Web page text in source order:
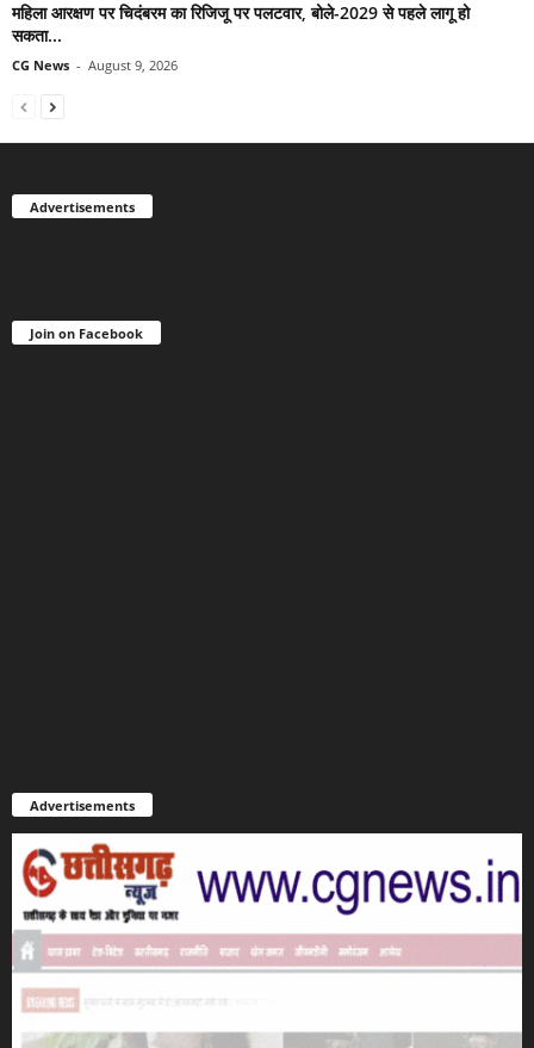
महिला आरक्षण पर चिदंबरम का रिजिजू पर पलटवार, बोले-2029 से पहले लागू हो
सकता...
CG News - August 9, 2026
Advertisements
Join on Facebook
Advertisements